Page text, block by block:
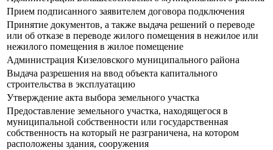
Прием подписанного заявителем договора подключения
Принятие документов, а также выдача решений о переводе
или об отказе в переводе жилого помещения в нежилое или
нежилого помещения в жилое помещение
Администрация Кизеловского муниципального района
Выдача разрешения на ввод объекта капитального
строительства в эксплуатацию
Утверждение акта выбора земельного участка
Предоставление земельного участка, находящегося в
муниципальной собственности или государственная
собственность на который не разграничена, на котором
расположены здания, сооружения